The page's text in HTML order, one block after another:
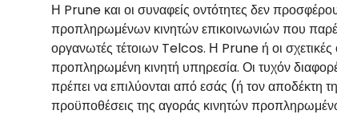
Η Prune και οι συναφείς οντότητες δεν
προπληρωμένων κινητών επικοινωνιών που
οργανωτές τέτοιων Telcos. Η Prune ή οι
προπληρωμένη κινητή υπηρεσία. Οι τυχόν
πρέπει να επιλύονται από εσάς (ή τον αποδέκτη
προϋποθέσεις της αγοράς κινητών